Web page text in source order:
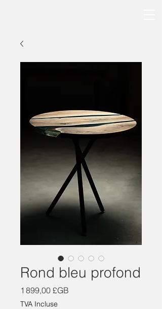
Rond bleu profond
1 899,00 £GB
TVA Incluse